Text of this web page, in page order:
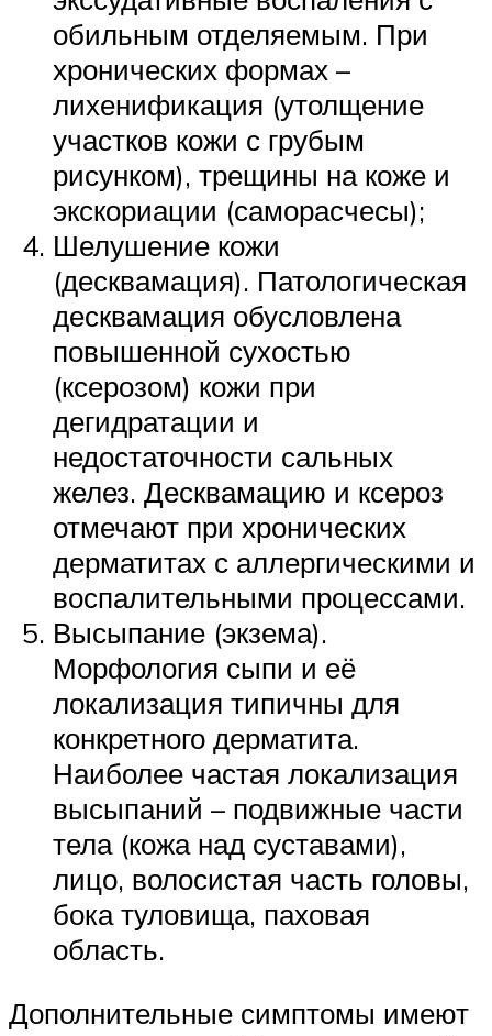
обильным отделяемым. При
хронических формах –
лихенификация (утолщение
участков кожи с грубым
рисунком), трещины на коже и
экскориации (саморасчесы);
Шелушение кожи
(десквамация). Патологическая
десквамация обусловлена
повышенной сухостью
(ксерозом) кожи при
дегидратации и
недостаточности сальных
желез. Десквамацию и ксероз
отмечают при хронических
дерматитах с аллергическими и
воспалительными процессами.
Высыпание (экзема).
Морфология сыпи и её
локализация типичны для
конкретного дерматита.
Наиболее частая локализация
высыпаний – подвижные части
тела (кожа над суставами),
лицо, волосистая часть головы,
бока туловища, паховая
область.
Дополнительные симптомы имеют